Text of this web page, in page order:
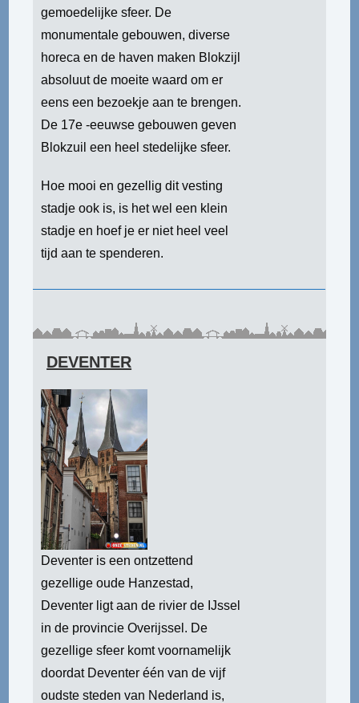
gemoedelijke sfeer. De
monumentale gebouwen, diverse
horeca en de haven maken Blokzijl
absoluut de moeite waard om er
eens een bezoekje aan te brengen.
De 17e -eeuwse gebouwen geven
Blokzuil een heel stedelijke sfeer.
Hoe mooi en gezellig dit vesting
stadje ook is, is het wel een klein
stadje en hoef je er niet heel veel
tijd aan te spenderen.
DEVENTER
Deventer is een ontzettend
gezellige oude Hanzestad,
Deventer ligt aan de rivier de IJssel
in de provincie Overijssel. De
gezellige sfeer komt voornamelijk
doordat Deventer één van de vijf
oudste steden van Nederland is,